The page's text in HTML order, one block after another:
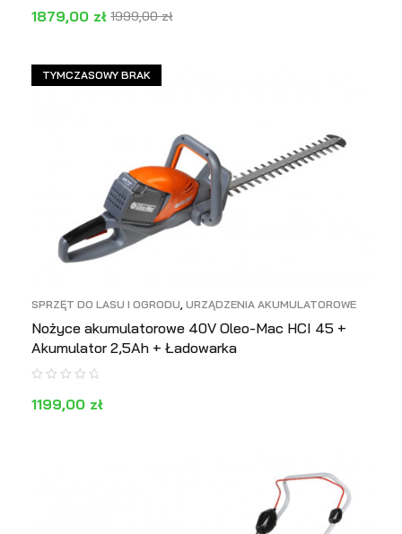
1999,00zł
1879,00 zł
TYMCZASOWY BRAK
SPRZĘT DO LASU I OGRODU URZĄDZENIA AKUMULATOROWE
Nożyce akumulatorowe 40V Oleo-Mac HCI 45 +
Akumulator 2,5Ah + Ładowarka
1199,00 zł